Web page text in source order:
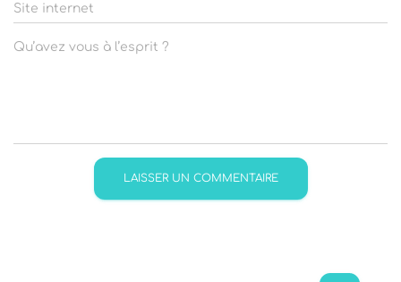
Site internet
Qu’avez vous à l’esprit ?